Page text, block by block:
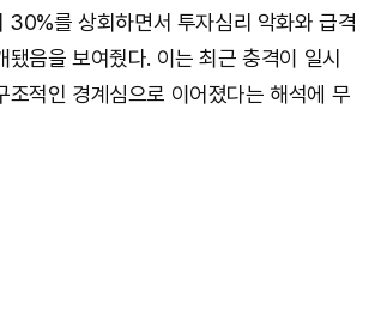
30%를 상회하면서 투자심리 악화와 급격
음을 보여줬다. 이는 최근 충격이 일시
조적인 경계심으로 이어졌다는 해석에 무